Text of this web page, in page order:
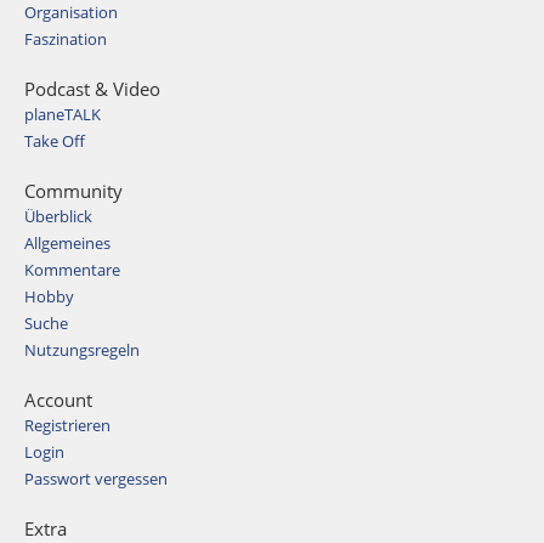
Organisation
Faszination
Podcast & Video
planeTALK
Take Off
Community
Überblick
Allgemeines
Kommentare
Hobby
Suche
Nutzungsregeln
Account
Registrieren
Login
Passwort vergessen
Extra